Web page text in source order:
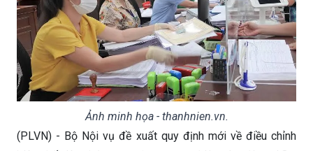
Ảnh minh họa - thanhnien.vn.
(PLVN) - Bộ Nội vụ đề xuất quy định mới về điều chỉnh
biên chế viên chức trong đơn vị sự nghiệp công lập tại Dự
thảo Nghị định về quản lý, sử dụng số lượng người làm